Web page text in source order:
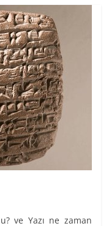
ve Yazı ne zaman